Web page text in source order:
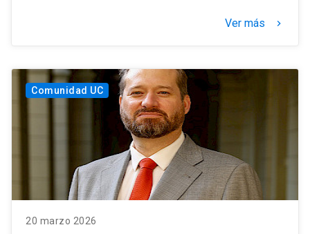
Ver más keyboard_arrow_right
Comunidad UC
20 marzo 2026